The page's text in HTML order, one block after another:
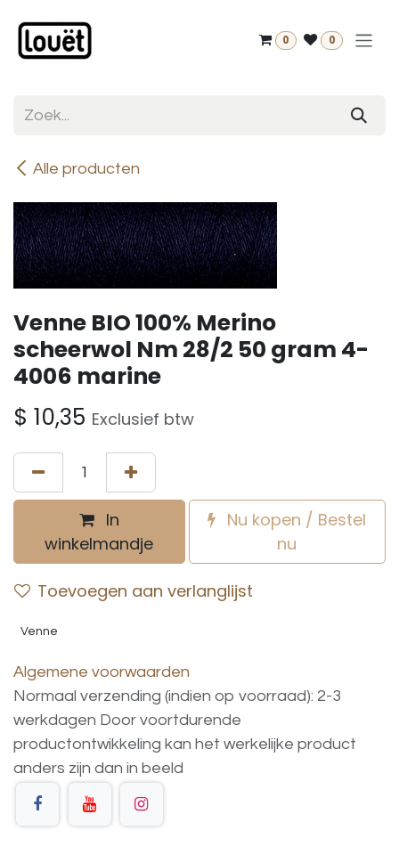
0 0
Alle producten
Venne BIO 100% Merino
scheerwol Nm 28/2 50 gram 4-
4006 marine
$ 10,35 Exclusief btw
In
winkelmandje
Nu kopen / Bestel
nu
Toevoegen aan verlanglijst
Venne
Algemene voorwaarden
Normaal verzending (indien op voorraad): 2-3
werkdagen Door voortdurende
productontwikkeling kan het werkelijke product
anders zijn dan in beeld